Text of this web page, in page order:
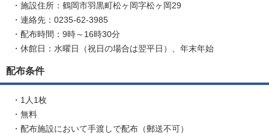
・施設住所：鶴岡市羽黒町松ヶ岡字松ヶ岡29
・連絡先：0235-62-3985
・配布時間：9時～16時30分
・休館日：水曜日（祝日の場合は翌平日）、年末年始
配布条件
・1人1枚
・無料
・配布施設において手渡しで配布（郵送不可）